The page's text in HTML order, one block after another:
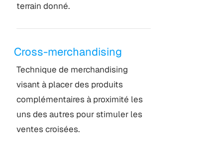
terrain donné.
Cross-merchandising
Technique de merchandising
visant à placer des produits
complémentaires à proximité les
uns des autres pour stimuler les
ventes croisées.